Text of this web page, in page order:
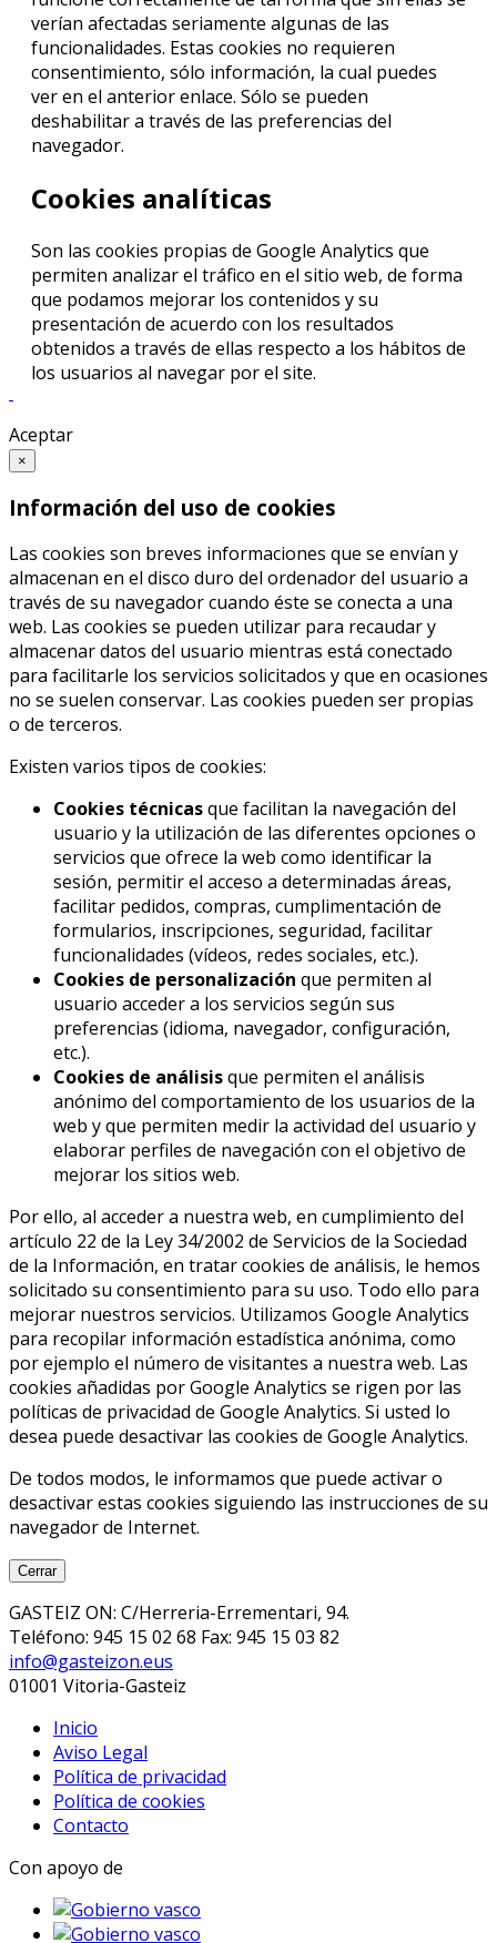
verían afectadas seriamente algunas de las
funcionalidades. Estas cookies no requieren
consentimiento, sólo información, la cual puedes
ver en el anterior enlace. Sólo se pueden
deshabilitar a través de las preferencias del
navegador.
Cookies analíticas
Son las cookies propias de Google Analytics que
permiten analizar el tráfico en el sitio web, de forma
que podamos mejorar los contenidos y su
presentación de acuerdo con los resultados
obtenidos a través de ellas respecto a los hábitos de
los usuarios al navegar por el site.
Aceptar
×
Información del uso de cookies
Las cookies son breves informaciones que se envían y
almacenan en el disco duro del ordenador del usuario a
través de su navegador cuando éste se conecta a una
web. Las cookies se pueden utilizar para recaudar y
almacenar datos del usuario mientras está conectado
para facilitarle los servicios solicitados y que en ocasiones
no se suelen conservar. Las cookies pueden ser propias
o de terceros.
Existen varios tipos de cookies:
Cookies técnicasque facilitan la navegación del
usuario y la utilización de las diferentes opciones o
servicios que ofrece la web como identificar la
sesión, permitir el acceso a determinadas áreas,
facilitar pedidos, compras, cumplimentación de
formularios, inscripciones, seguridad, facilitar
funcionalidades (vídeos, redes sociales, etc.).
Cookies de personalización que permiten al
usuario acceder a los servicios según sus
preferencias (idioma, navegador, configuración,
etc.).
Cookies de análisisque permiten el análisis
anónimo del comportamiento de los usuarios de la
web y que permiten medir la actividad del usuario y
elaborar perfiles de navegación con el objetivo de
mejorar los sitios web.
Por ello, al acceder a nuestra web, en cumplimiento del
artículo 22 de la Ley 34/2002 de Servicios de la Sociedad
de la Información, en tratar cookies de análisis, le hemos
solicitado su consentimiento para su uso. Todo ello para
mejorar nuestros servicios. Utilizamos Google Analytics
para recopilar información estadística anónima, como
por ejemplo el número de visitantes a nuestra web. Las
cookies añadidas por Google Analytics se rigen por las
políticas de privacidad de Google Analytics. Si usted lo
desea puede desactivar las cookies de Google Analytics.
De todos modos, le informamos que puede activar o
desactivar estas cookies siguiendo las instrucciones de su
navegador de Internet.
Cerrar
GASTEIZ ON: C/Herreria-Errementari, 94.
Teléfono: 945 15 02 68 Fax: 945 15 03 82
info@gasteizon.eus
01001 Vitoria-Gasteiz
Inicio
Aviso Legal
Política de privacidad
Política de cookies
Contacto
Con apoyo de